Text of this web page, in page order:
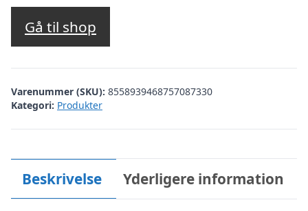
oprindelige
var:
kr. 3.139,00.kr. 2.354,00.
Gå til shop
Varenummer (SKU): 8558939468757087330
Kategori: Produkter
Beskrivelse Yderligere information